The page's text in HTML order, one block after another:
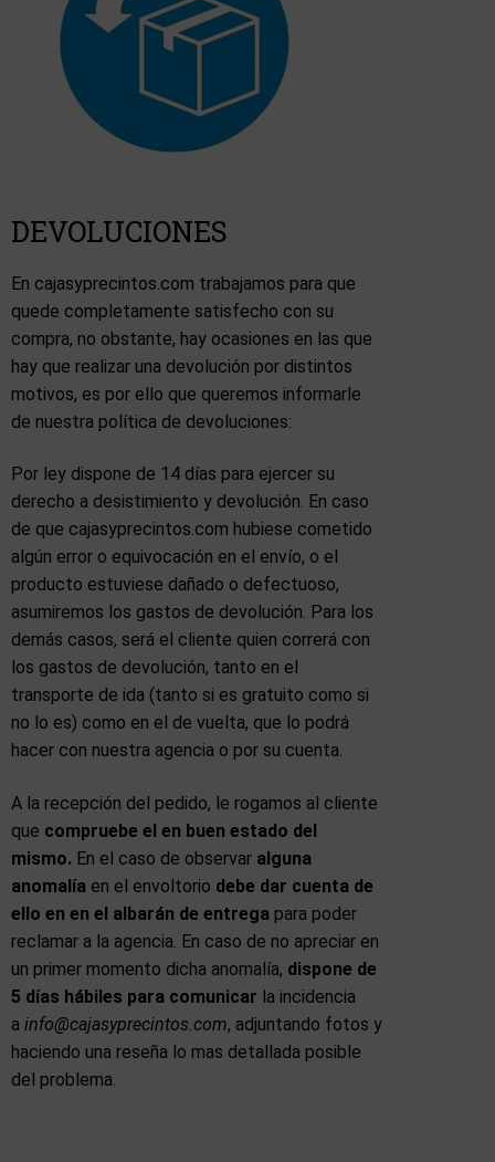
DEVOLUCIONES
En cajasyprecintos.com trabajamos para que
quede completamente satisfecho con su
compra, no obstante, hay ocasiones en las que
hay que realizar una devolución por distintos
motivos, es por ello que queremos informarle
de nuestra política de devoluciones:
Por ley dispone de 14 días para ejercer su
derecho a desistimiento y devolución. En caso
de que cajasyprecintos.com hubiese cometido
algún error o equivocación en el envío, o el
producto estuviese dañado o defectuoso,
asumiremos los gastos de devolución. Para los
demás casos, será el cliente quien correrá con
los gastos de devolución, tanto en el
transporte de ida (tanto si es gratuito como si
no lo es) como en el de vuelta, que lo podrá
hacer con nuestra agencia o por su cuenta.
A la recepción del pedido, le rogamos al cliente
que compruebe el en buen estado del
mismo. En el caso de observar alguna
anomalía en el envoltorio debe dar cuenta de
ello en en el albarán de entrega para poder
reclamar a la agencia. En caso de no apreciar en
un primer momento dicha anomalía, dispone de
5 días hábiles para comunicar la incidencia
a info@cajasyprecintos.com, adjuntando fotos y
haciendo una reseña lo mas detallada posible
del problema.